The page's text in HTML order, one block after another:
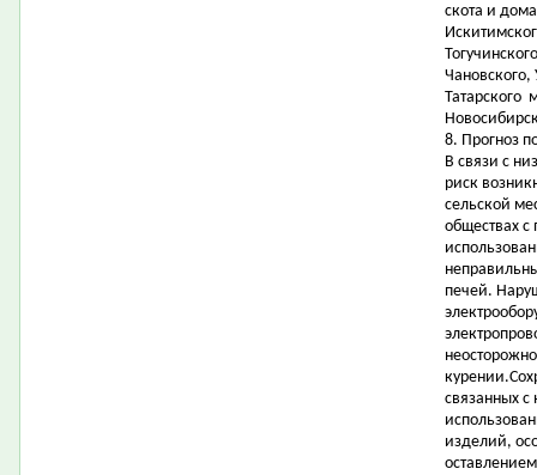
скота и
Чановского,
Татарского
8. Прогноз
В связи с
риск
сельской
обществах
печей.
связанных
изделий,